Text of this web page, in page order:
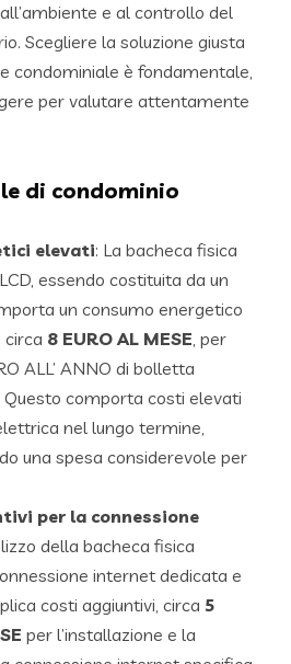
e al controllo del
Scegliere la soluzione giusta
condominiale è fondamentale,
per valutare attentamente
di condominio
elevati: La bacheca fisica
essendo costituita da un
un consumo energetico
circa 8 EURO AL MESE, per
ALL’ ANNO di bolletta
Questo comporta costi elevati
nel lungo termine,
una spesa considerevole per
per la connessione
della bacheca fisica
internet dedicata e
costi aggiuntivi, circa 5
per l’installazione e la